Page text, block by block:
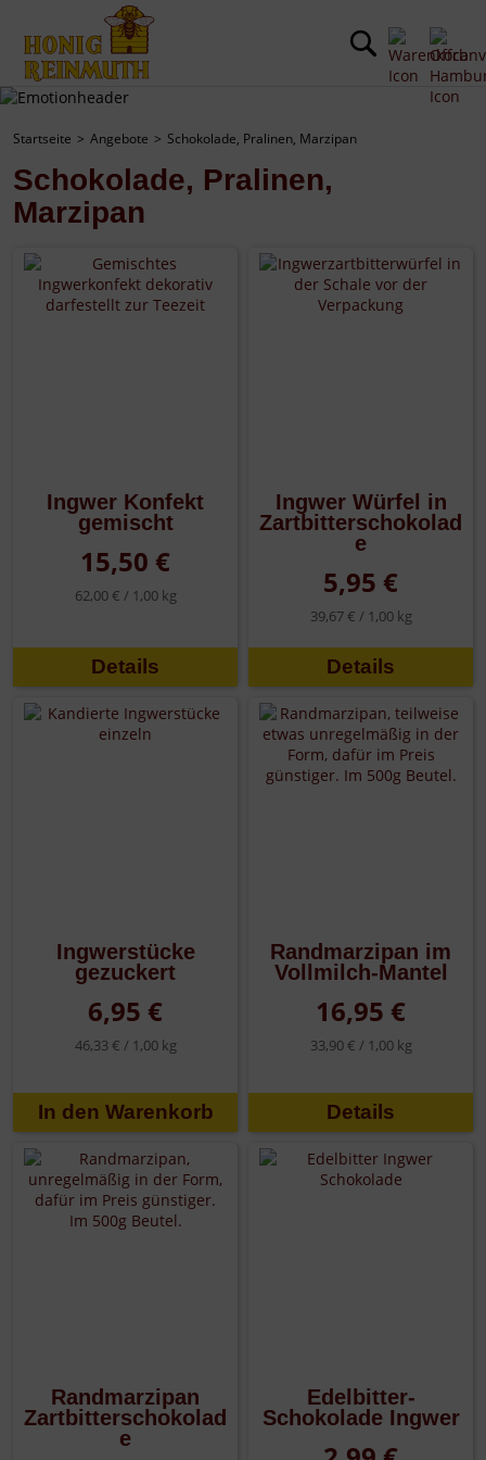
Startseite Angebote Schokolade, Pralinen, Marzipan
Schokolade, Pralinen,
Marzipan
Ingwer Konfekt
gemischt
15,50 €
62,00 € / 1,00 kg
Details
Ingwer Würfel in
Zartbitterschokolad
e
5,95 €
39,67 € / 1,00 kg
Details
Ingwerstücke
gezuckert
6,95 €
46,33 € / 1,00 kg
Randmarzipan im
Vollmilch-Mantel
16,95 €
33,90 € / 1,00 kg
Details
Randmarzipan
Zartbitterschokolad
e
Edelbitter-
Schokolade Ingwer